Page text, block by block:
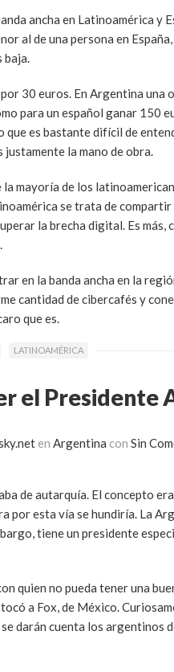
ancha en Latinoamérica y
al de una persona en
baja.
30 euros. En Argentina una
para un español ganar 150
es bastante difícil de
la mano de obra.
mayoría de los
se trata de
la brecha digital. Es
en la banda ancha en la
cantidad de cibercafés y
que es.
LATINOAMÉRICA
el Presidente
en Argentina con Sin
de autarquía. El concepto
por esta vía se hundiría. La
tiene un presidente
quien no pueda tener una
a Fox, de México.
darán cuenta los